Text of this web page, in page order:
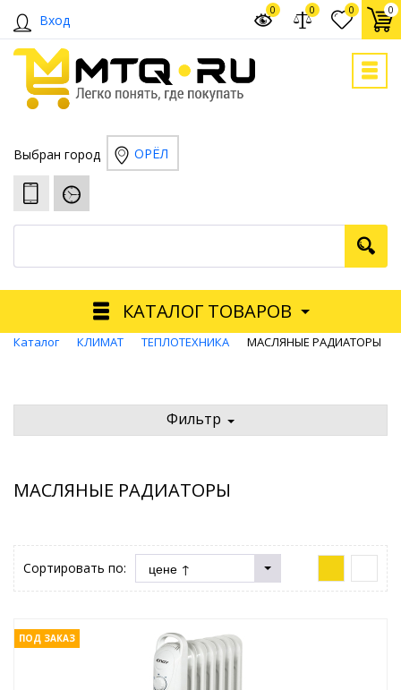
Вход
0 0
0 0
Выбран город ОРЁЛ
КАТАЛОГ ТОВАРОВ
Каталог КЛИМАТ ТЕПЛОТЕХНИКА МАСЛЯНЫЕ РАДИАТОРЫ
Фильтр
МАСЛЯНЫЕ РАДИАТОРЫ
Сортировать по:
ПОД ЗАКАЗ